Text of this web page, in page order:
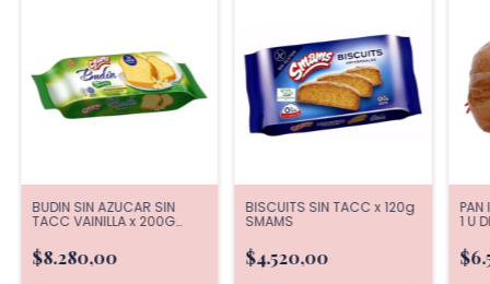
BUDIN SIN AZUCAR SIN
TACC VAINILLA x 200G
$8.280,00
BISCUITS SIN TACC x 120g
SMAMS
$4.520,00
PAN
1 U